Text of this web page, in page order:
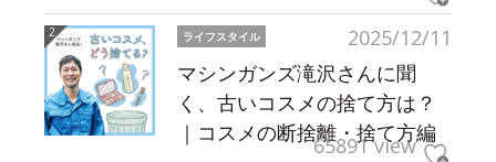
2025/12/11
ライフスタイル
マシンガンズ滝沢さんに聞
く、古いコスメの捨て方は？
｜コスメの断捨離・捨て方編
65891 view